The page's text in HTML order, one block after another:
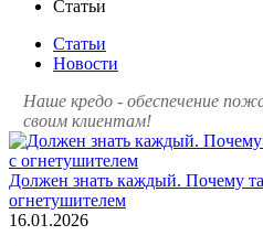
Статьи
Статьи
Новости
Наше кредо - обеспечение
своим клиентам!
Должен знать каждый. Почему
огнетушителем
16.01.2026